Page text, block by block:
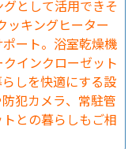
として活用できそ
ッキングヒーター
ート。浴室乾燥機
インクローゼット
しを快適にする設
犯カメラ、常駐管
との暮らしもご相